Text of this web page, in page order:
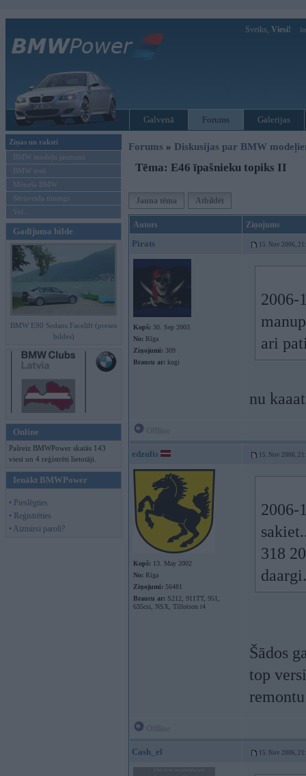
Sveiks, Viesi!
Galvenā Forums Galerijas
Ziņas un raksti
BMW modeļu jaunumi
BMW testi
Mēneša BMW
Sērijveida tūnings
Vel...
Gadījuma bilde
BMW E90 Sedans Facelift (preses
bildes)
Online
Pašreiz BMWPower skatās 143
viesi un 4 reģistrēti lietotāji.
Ienākt BMWPower
• Pieslēgties
• Reģistrēties
• Aizmirsi paroli?
Forums » Diskusijas par BMW
Tēma: E46 īpašnieku topiks II
Jauna tēma Atbildēt
Autors Ziņojums
Pirats 15. Nov 2006,
Kopš: 30. Sep 2003
No: Rīga
Ziņojumi: 309
Braucu ar: kugi
2006-
ari
nu
edzulis 15. Nov 2006,
Kopš: 13. May 2002
No: Rīga
Ziņojumi: 56481
Braucu ar: S212, 911TT, 951,
635csi, NSX, Tillotson t4
2006-
318
Šādos
top
Cash_el 15. Nov 2006,